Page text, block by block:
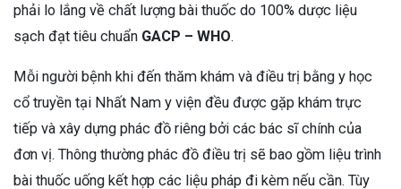
phải lo lắng về chất lượng bài thuốc do 100% dược liệu
sạch đạt tiêu chuẩn GACP – WHO.
Mỗi người bệnh khi đến thăm khám và điều trị bằng y học
cổ truyền tại Nhất Nam y viện đều được gặp khám trực
tiếp và xây dựng phác đồ riêng bởi các bác sĩ chính của
đơn vị. Thông thường phác đồ điều trị sẽ bao gồm liệu trình
bài thuốc uống kết hợp các liệu pháp đi kèm nếu cần. Tùy